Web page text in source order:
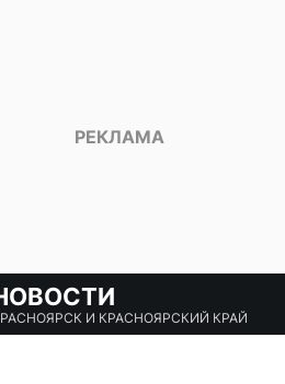
И КРАСНОЯРСКИЙ КРАЙ